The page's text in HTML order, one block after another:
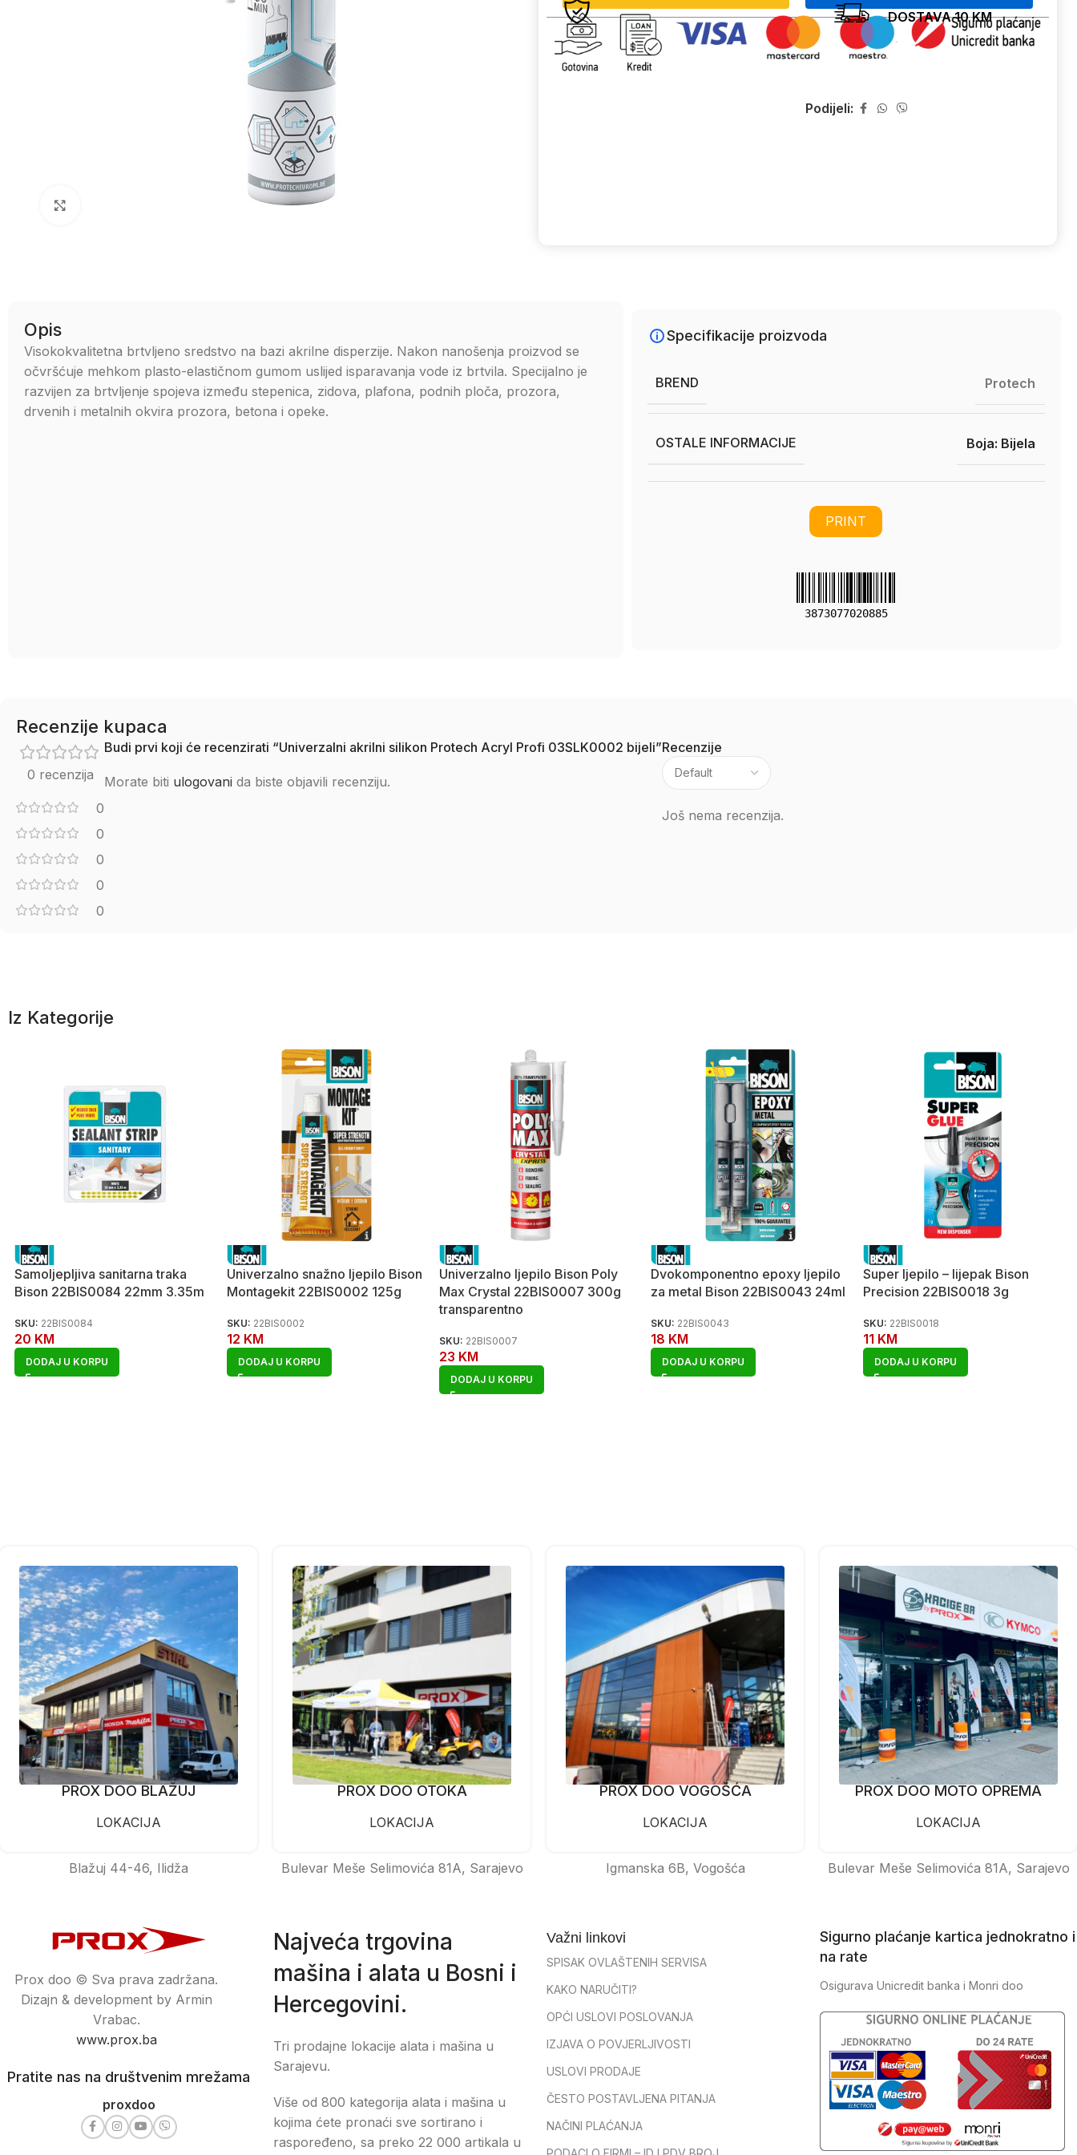
DOSTAVA 10 KM
Podijeli:
Opis
Visokokvalitetna brtvljeno sredstvo na bazi akrilne disperzije. Nakon nanošenja proizvod se
očvršćuje mehkom plasto-elastičnom gumom uslijed isparavanja vode iz brtvila. Specijalno je
razvijen za brtvljenje spojeva između stepenica, zidova, plafona, podnih ploča, prozora,
drvenih i metalnih okvira prozora, betona i opeke.
Specifikacije proizvoda
BREND Protech
OSTALE INFORMACIJE Boja: Bijela
PRINT
3873077020885
Recenzije kupaca
0 recenzija
0
0
0
0
0
Recenzije
Još nema recenzija.
Budi prvi koji će recenzirati “Univerzalni akrilni silikon Protech Acryl Profi 03SLK0002 bijeli”
Morate biti ulogovani da biste objavili recenziju.
Iz Kategorije
Samoljepljiva sanitarna traka
Bison 22BIS0084 22mm 3.35m
SKU: 22BIS0084
20 KM
DODAJ U KORPU
Univerzalno snažno ljepilo Bison
Montagekit 22BIS0002 125g
SKU: 22BIS0002
12 KM
DODAJ U KORPU
Univerzalno ljepilo Bison Poly
Max Crystal 22BIS0007 300g
transparentno
SKU: 22BIS0007
23 KM
DODAJ U KORPU
Dvokomponentno epoxy ljepilo
za metal Bison 22BIS0043 24ml
SKU: 22BIS0043
18 KM
DODAJ U KORPU
Super ljepilo – lijepak Bison
Precision 22BIS0018 3g
SKU: 22BIS0018
11 KM
DODAJ U KORPU
PROX DOO BLAŽUJ
LOKACIJA
Blažuj 44-46, Ilidža
PROX DOO OTOKA
LOKACIJA
Bulevar Meše Selimovića 81A, Sarajevo
PROX DOO VOGOŠĆA
LOKACIJA
Igmanska 6B, Vogošća
PROX DOO MOTO OPREMA
LOKACIJA
Bulevar Meše Selimovića 81A, Sarajevo
Prox doo © Sva prava zadržana.
Dizajn & development by Armin
Vrabac.
www.prox.ba
Pratite nas na društvenim mrežama
proxdoo
Najveća trgovina
mašina i alata u Bosni i
Hercegovini.
Tri prodajne lokacije alata i mašina u
Sarajevu.
Više od 800 kategorija alata i mašina u
kojima ćete pronaći sve sortirano i
raspoređeno, sa preko 22 000 artikala u
Važni linkovi
SPISAK OVLAŠTENIH SERVISA
KAKO NARUČITI?
OPĆI USLOVI POSLOVANJA
IZJAVA O POVJERLJIVOSTI
USLOVI PRODAJE
ČESTO POSTAVLJENA PITANJA
NAČINI PLAĆANJA
Sigurno plaćanje kartica jednokratno i
na rate
Osigurava Unicredit banka i Monri doo